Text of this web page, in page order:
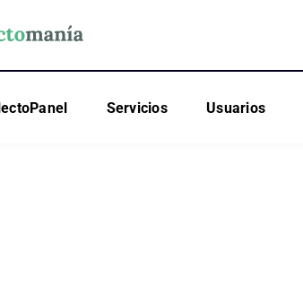
Servicios Usuarios